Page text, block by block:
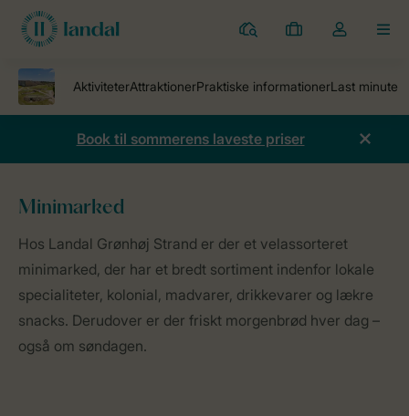
Parker
Mine
Toggle
dropdown
Book til sommerens laveste priser
Ferieparker Strandpark Grønhøj Strand
Minimarked
Hos Landal Grønhøj Strand er der et velassorteret
minimarked, der har et bredt sortiment indenfor lokale
specialiteter, kolonial, madvarer, drikkevarer og lækre
snacks. Derudover er der friskt morgenbrød hver dag –
også om søndagen.